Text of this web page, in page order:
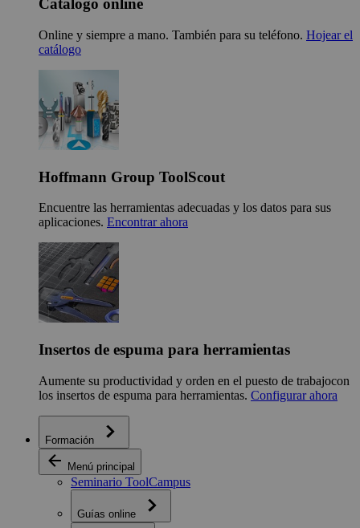
Catálogo online
Online y siempre a mano. También para su teléfono. Hojear el
catálogo
Hoffmann Group ToolScout
Encuentre las herramientas adecuadas y los datos para sus
aplicaciones. Encontrar ahora
Insertos de espuma para herramientas
Aumente su productividad y orden en el puesto de trabajocon
los insertos de espuma para herramientas. Configurar ahora
Formación
Menú principal
Seminario ToolCampus
Guías online